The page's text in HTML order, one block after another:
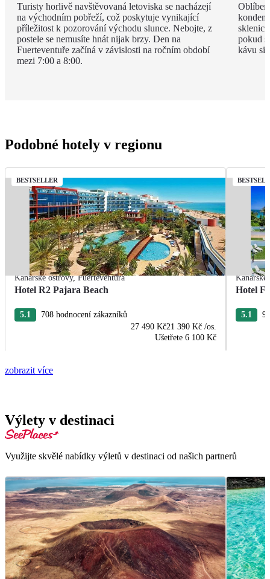
Turisty horlivě navštěvovaná letoviska se nacházejí
na východním pobřeží, což poskytuje vynikající
příležitost k pozorování východu slunce. Nebojte, z
postele se nemusíte hnát nijak brzy. Den na
Fuerteventuře začíná v závislosti na ročním období
mezi 7:00 a 8:00.
pokud
kávu si
Podobné hotely v regionu
BESTSELLER
Kanárské ostrovy,Fuerteventura
Hotel R2 Pajara Beach
5.1
708 hodnocení zákazníků
27 490 Kč21 390 Kč /os.
Ušetřete 6 100 Kč
Kanárské
Hotel
5.1
zobrazit více
Výlety v destinaci
Využijte skvělé nabídky výletů v destinaci od našich partnerů